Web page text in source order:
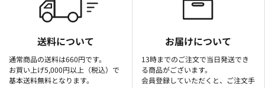
送料について
通常商品の送料は660円です。
お買い上げ5,000円以上（税込）で
基本送料無料となります。
お届けについて
13時までのご注文で当日発送でき
る商品がございます。
会員登録していただくと、ご注文手